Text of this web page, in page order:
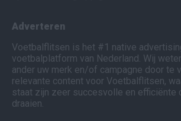
Adverteren
Voetbalflitsen is het #1 native
voetbalplatform van Nederland. Wij
ander uw merk en/of campagne door te
relevante content voor Voetbalflitsen,
staat zijn zeer succesvolle en efficiënte
draaien.